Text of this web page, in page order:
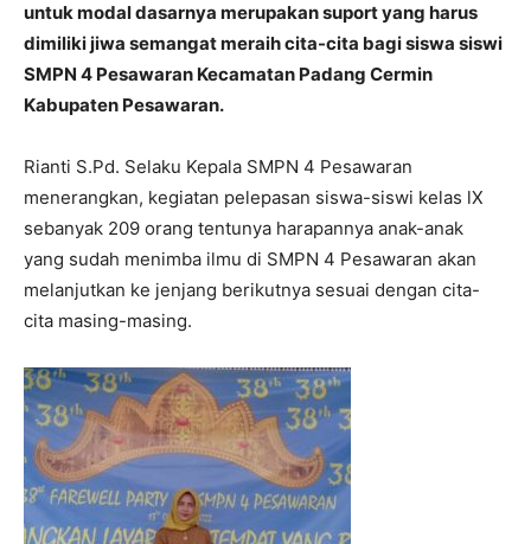
untuk modal dasarnya merupakan suport yang harus
dimiliki jiwa semangat meraih cita-cita bagi siswa siswi
SMPN 4 Pesawaran Kecamatan Padang Cermin
Kabupaten Pesawaran.
Rianti S.Pd. Selaku Kepala SMPN 4 Pesawaran
menerangkan, kegiatan pelepasan siswa-siswi kelas lX
sebanyak 209 orang tentunya harapannya anak-anak
yang sudah menimba ilmu di SMPN 4 Pesawaran akan
melanjutkan ke jenjang berikutnya sesuai dengan cita-
cita masing-masing.